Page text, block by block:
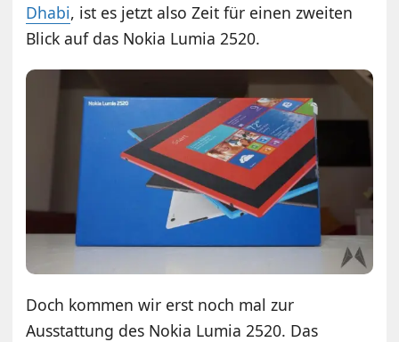
Dhabi, ist es jetzt also Zeit für einen zweiten
Blick auf das Nokia Lumia 2520.
Doch kommen wir erst noch mal zur
Ausstattung des Nokia Lumia 2520. Das